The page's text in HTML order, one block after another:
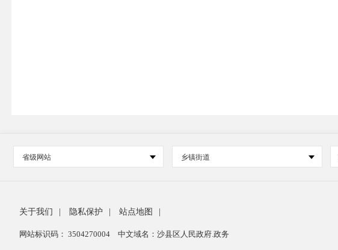
省级网站 乡镇街道
关于我们 隐私保护 站点地图
网站标识码： 3504270004 中文域名：沙县区人民政府.政务